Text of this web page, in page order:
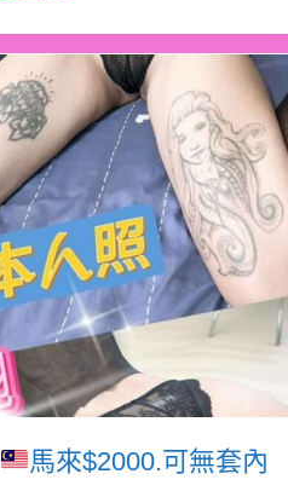
馬來$2000.可無套內